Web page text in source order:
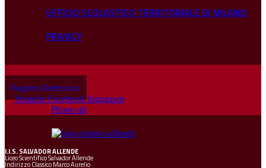
UFFICIO SCOLASTICO TERRITORIALE DI MILANO
PRIVACY
Registro Elettronico
Youtube Facebook Instagram
Phone-alt
I.I.S.SALVADOR ALLENDE
Liceo Scientifico Salvador Allende
Indirizzo Classico Marco Aurelio